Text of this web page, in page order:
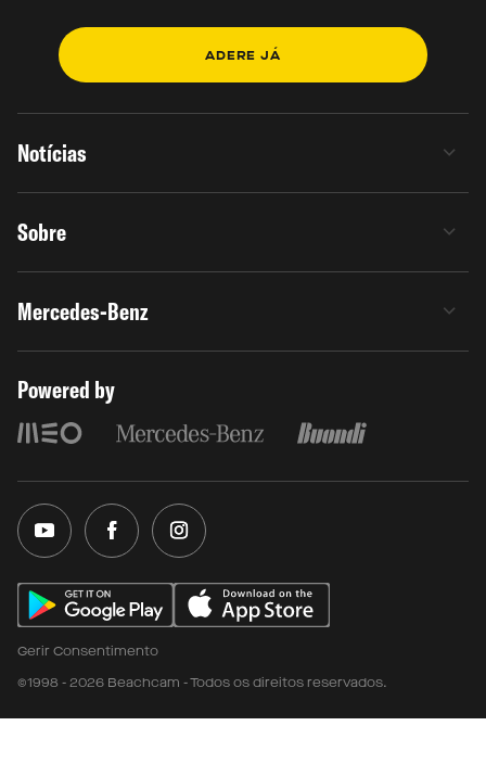
ADERE JÁ
Notícias
Sobre
Mercedes-Benz
Powered by
Gerir Consentimento
©1998 - 2026 Beachcam - Todos os direitos reservados.